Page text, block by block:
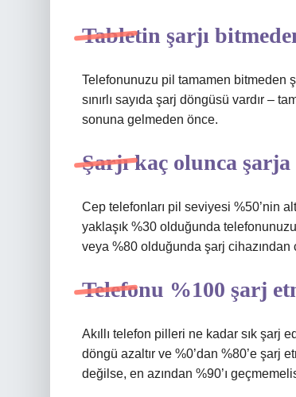
Tabletin şarjı
Telefonunuzu pil tamamen bitmeden
sınırlı sayıda şarj döngüsü vardır –
sonuna gelmeden önce.
Şarjı kaç olunca şarja
Cep telefonları pil seviyesi %50’nin
yaklaşık %30 olduğunda
veya %80 olduğunda şarj cihazından
Telefonu %100 şarj
Akıllı telefon pilleri ne kadar sık ​​şarj
döngü azaltır ve %0’dan %80’e şarj
değilse, en azından %90’ı